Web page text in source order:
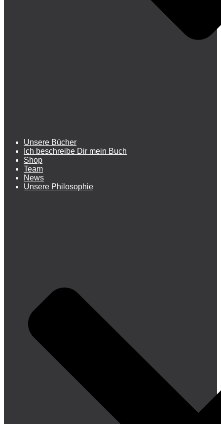
Unsere Bücher
Ich beschreibe Dir mein Buch
Shop
Team
News
Unsere Philosophie